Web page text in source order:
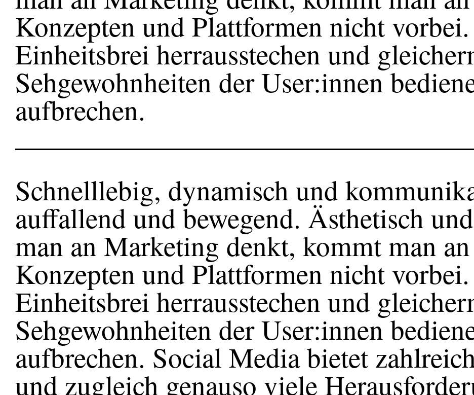
Konzepten und Plattformen nicht
Einheitsbrei herrausstechen und
Sehgewohnheiten der User:innen
aufbrechen.
Schnelllebig, dynamisch und
auffallend und bewegend. Ästhetisch
man an Marketing denkt, kommt man
Konzepten und Plattformen nicht
Einheitsbrei herrausstechen und
Sehgewohnheiten der User:innen
aufbrechen. Social Media bietet
und zugleich genauso viele